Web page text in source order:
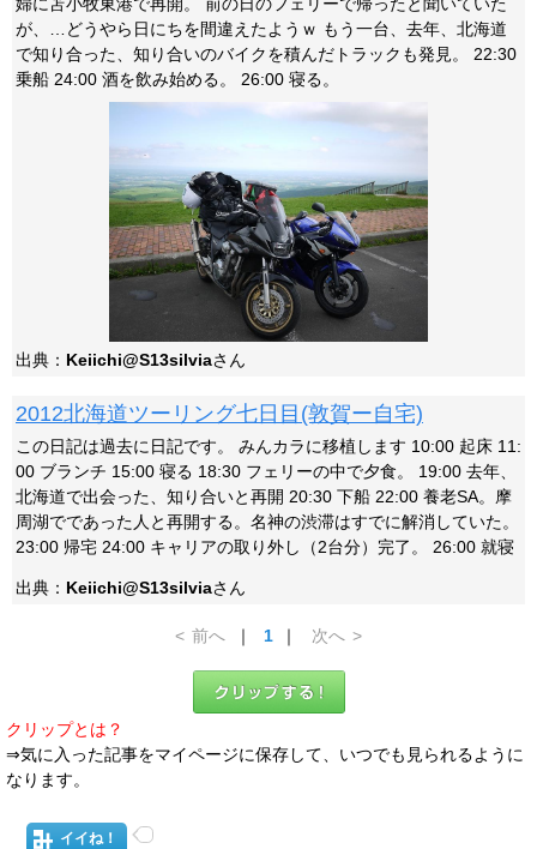
が、…どうやら日にちを間違えたようｗ もう一台、去年、北海道
で知り合った、知り合いのバイクを積んだトラックも発見。 22:30
乗船 24:00 酒を飲み始める。 26:00 寝る。
出典： Keiichi@S13silviaさん
2012北海道ツーリング七日目(敦賀ー自宅)
この日記は過去に日記です。 みんカラに移植します 10:00 起床 11:
00 ブランチ 15:00 寝る 18:30 フェリーの中で夕食。 19:00 去年、
北海道で出会った、知り合いと再開 20:30 下船 22:00 養老SA。摩
周湖でであった人と再開する。名神の渋滞はすでに解消していた。
23:00 帰宅 24:00 キャリアの取り外し（2台分）完了。 26:00 就寝
出典： Keiichi@S13silviaさん
< 前へ ｜ 1 ｜ 次へ >
クリップとは？
⇒気に入った記事をマイページに保存して、いつでも見られるように
なります。
イイね！